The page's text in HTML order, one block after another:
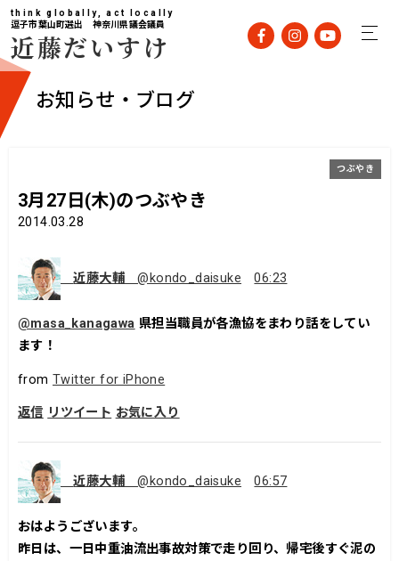
think globally, act locally
逗子市葉山町選出 神奈川県議会議員
近藤だいすけ
お知らせ・ブログ
3月27日(木)のつぶやき
2014.03.28
つぶやき
近藤大輔 @kondo_daisuke 06:23
@masa_kanagawa 県担当職員が各漁協をまわり話をしてい
ます！
from Twitter for iPhone
返信 リツイート お気に入り
近藤大輔 @kondo_daisuke 06:57
おはようございます。
昨日は、一日中重油流出事故対策で走り回り、帰宅後すぐ泥の